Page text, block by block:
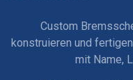
Custom
konstruieren und
mit Name,